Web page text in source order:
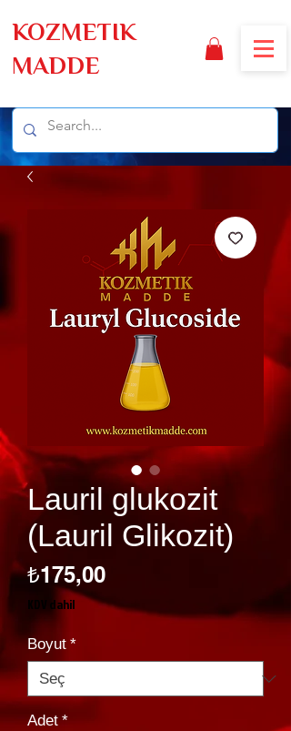
KOZMETIK
MADDE
Lauril glukozit
(Lauril Glikozit)
₺175,00Fiyat
KDV dahil
Boyut *
Adet *